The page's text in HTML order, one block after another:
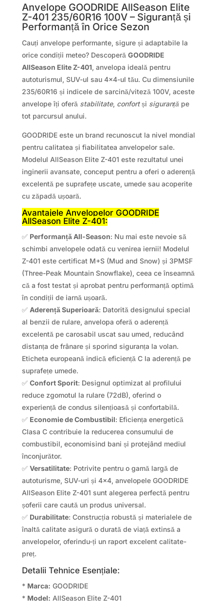
Anvelope GOODRIDE AllSeason Elite
Z-401 235/60R16 100V – Siguranță și
Performanță în Orice Sezon
Cauți anvelope performante, sigure și adaptabile la
orice condiții meteo? Descoperă GOODRIDE
AllSeason Elite Z-401, anvelopa ideală pentru
autoturismul, SUV-ul sau 4×4-ul tău. Cu dimensiunile
235/60R16 și indicele de sarcină/viteză 100V, aceste
anvelope îți oferă stabilitate, confortși siguranță pe
tot parcursul anului.
GOODRIDE este un brand recunoscut la nivel mondial
pentru calitatea și fiabilitatea anvelopelor sale.
Modelul AllSeason Elite Z-401 este rezultatul unei
inginerii avansate, conceput pentru a oferi o aderență
excelentă pe suprafețe uscate, umede sau acoperite
cu zăpadă ușoară.
Avantajele Anvelopelor GOODRIDE
AllSeason Elite Z-401:
✅ Performanță All-Season: Nu mai este nevoie să
schimbi anvelopele odată cu venirea iernii! Modelul
Z-401 este certificat M+S (Mud and Snow) și 3PMSF
(Three-Peak Mountain Snowflake), ceea ce înseamnă
că a fost testat și aprobat pentru performanță optimă
în condiții de iarnă ușoară.
✅ Aderență Superioară: Datorită designului special
al benzii de rulare, anvelopa oferă o aderență
excelentă pe carosabil uscat sau umed, reducând
distanța de frânare și sporind siguranța la volan.
Eticheta europeană indică eficiență C la aderență pe
suprafețe umede.
✅ Confort Sporit: Designul optimizat al profilului
reduce zgomotul la rulare (72dB), oferind o
experiență de condus silențioasă și confortabilă.
✅ Economie de Combustibil: Eficiența energetică
Clasa C contribuie la reducerea consumului de
combustibil, economisind bani și protejând mediul
înconjurător.
✅ Versatilitate: Potrivite pentru o gamă largă de
autoturisme, SUV-uri și 4×4, anvelopele GOODRIDE
AllSeason Elite Z-401 sunt alegerea perfectă pentru
șoferii care caută un produs universal.
✅ Durabilitate: Construcția robustă și materialele de
înaltă calitate asigură o durată de viață extinsă a
anvelopelor, oferindu-ți un raport excelent calitate-
preț.
Detalii Tehnice Esențiale:
* Marca: GOODRIDE
* Model: AllSeason Elite Z-401